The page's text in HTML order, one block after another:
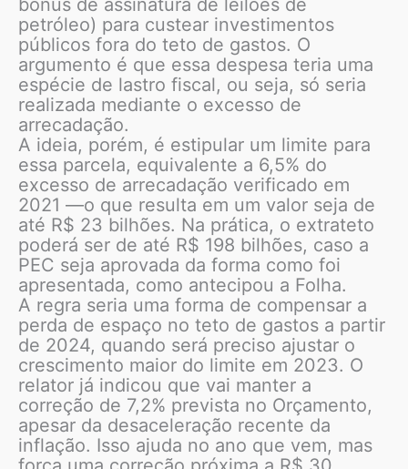
bônus de assinatura de leilões de
petróleo) para custear investimentos
públicos fora do teto de gastos. O
argumento é que essa despesa teria uma
espécie de lastro fiscal, ou seja, só seria
realizada mediante o excesso de
arrecadação.
A ideia, porém, é estipular um limite para
essa parcela, equivalente a 6,5% do
excesso de arrecadação verificado em
2021 —o que resulta em um valor seja de
até R$ 23 bilhões. Na prática, o extrateto
poderá ser de até R$ 198 bilhões, caso a
PEC seja aprovada da forma como foi
apresentada, como antecipou a Folha.
A regra seria uma forma de compensar a
perda de espaço no teto de gastos a partir
de 2024, quando será preciso ajustar o
crescimento maior do limite em 2023. O
relator já indicou que vai manter a
correção de 7,2% prevista no Orçamento,
apesar da desaceleração recente da
inflação. Isso ajuda no ano que vem, mas